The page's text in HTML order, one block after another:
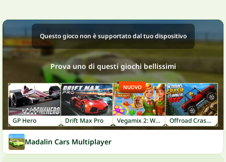
Questo gioco non è supportato dal tuo dispositivo
Prova uno di questi giochi bellissimi
GP Hero Drift Max Pro Vegamix 2: Wild West
NUOVO
Offroad Crash Climber 4X4
Madalin Cars Multiplayer